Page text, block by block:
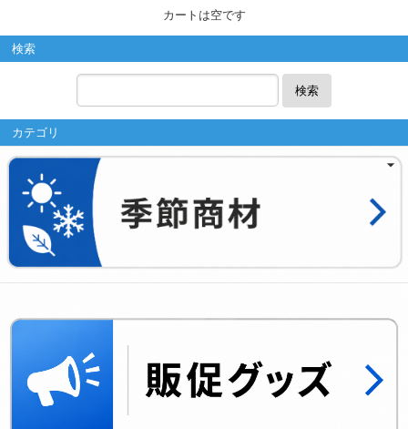
カートは空です
検索
検索
カテゴリ